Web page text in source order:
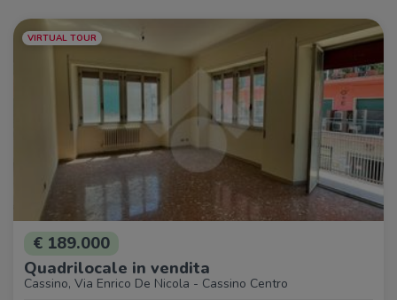
VIRTUAL TOUR
€ 189.000
Quadrilocale in vendita
Cassino, Via Enrico De Nicola - Cassino Centro